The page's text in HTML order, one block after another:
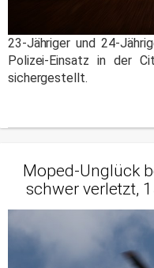
23-Jähriger und 24-
Polizei-Einsatz in der
sichergestellt.
Moped-Unglück
schwer verletzt,